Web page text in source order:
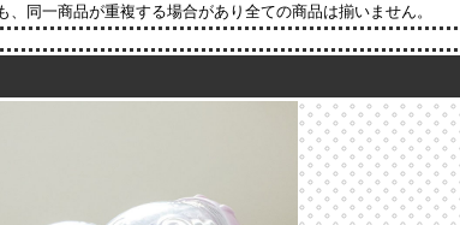
同一商品が重複する場合があり全ての商品は揃いません。